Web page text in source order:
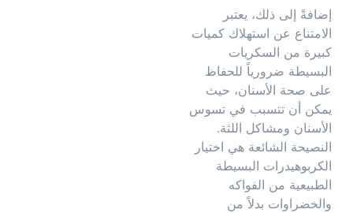
إضافةً إلى ذلك، يعتبر
الامتناع عن استهلاك كميات
كبيرة من السكريات
البسيطة ضرورياً للحفاظ
على صحة الأسنان، حيث
يمكن أن تتسبب في تسوس
الأسنان ومشاكل اللثة.
النصيحة الشائعة هي اختيار
الكربوهيدرات البسيطة
الطبيعية من الفواكه
والخضراوات بدلاً من